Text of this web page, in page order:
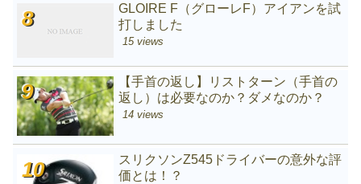
GLOIRE F（グローレF）アイアンを試
打しました
15 views
【手首の返し】リストターン（手首の
返し）は必要なのか？ダメなのか？
14 views
スリクソンZ545ドライバーの意外な評
価とは！？